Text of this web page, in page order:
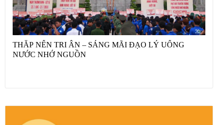
THẮP NẾN TRI ÂN – SÁNG MÃI ĐẠO LÝ UỐNG
NƯỚC NHỚ NGUỒN